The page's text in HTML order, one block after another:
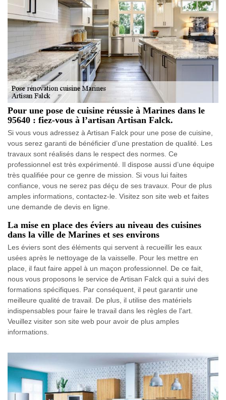
Pour une pose de cuisine réussie à Marines dans le
95640 : fiez-vous à l’artisan Artisan Falck.
Si vous vous adressez à Artisan Falck pour une pose de cuisine,
vous serez garanti de bénéficier d’une prestation de qualité. Les
travaux sont réalisés dans le respect des normes. Ce
professionnel est très expérimenté. Il dispose aussi d’une équipe
très qualifiée pour ce genre de mission. Si vous lui faites
confiance, vous ne serez pas déçu de ses travaux. Pour de plus
amples informations, contactez-le. Visitez son site web et faites
une demande de devis en ligne.
La mise en place des éviers au niveau des cuisines
dans la ville de Marines et ses environs
Les éviers sont des éléments qui servent à recueillir les eaux
usées après le nettoyage de la vaisselle. Pour les mettre en
place, il faut faire appel à un maçon professionnel. De ce fait,
nous vous proposons le service de Artisan Falck qui a suivi des
formations spécifiques. Par conséquent, il peut garantir une
meilleure qualité de travail. De plus, il utilise des matériels
indispensables pour faire le travail dans les règles de l'art.
Veuillez visiter son site web pour avoir de plus amples
informations.